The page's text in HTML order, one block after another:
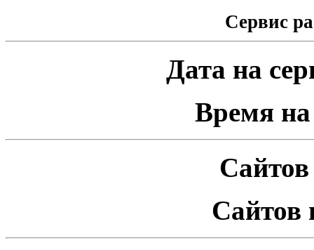
Сервис
Дата на
Время на
Сайтов